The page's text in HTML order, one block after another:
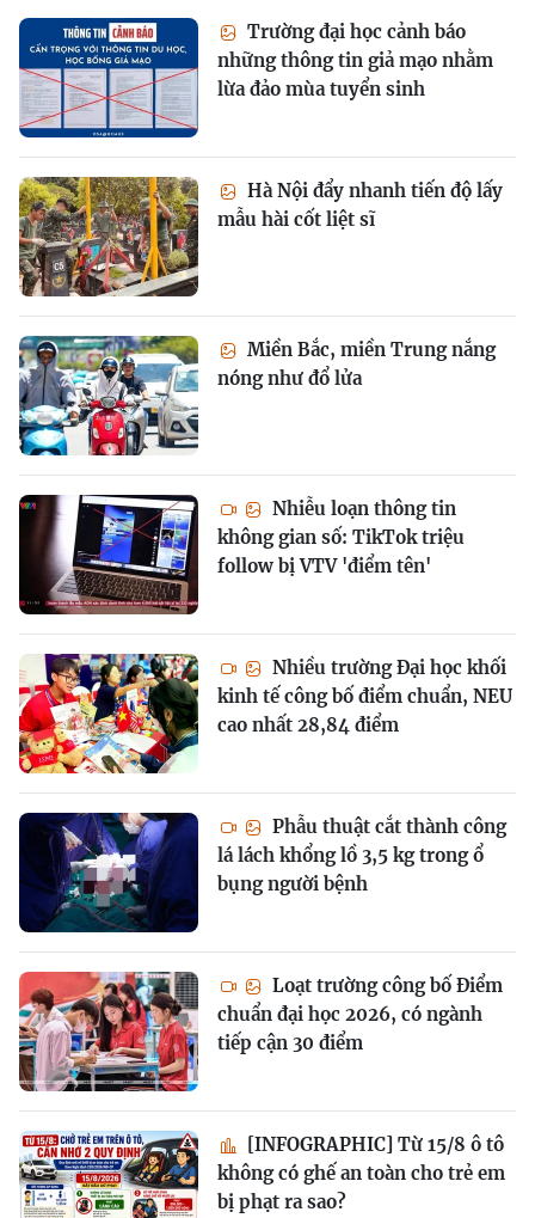
Trường đại học cảnh báo
những thông tin giả mạo nhằm
lừa đảo mùa tuyển sinh
Hà Nội đẩy nhanh tiến độ lấy
mẫu hài cốt liệt sĩ
Miền Bắc, miền Trung nắng
nóng như đổ lửa
Nhiễu loạn thông tin
không gian số: TikTok triệu
follow bị VTV 'điểm tên'
Nhiều trường Đại học khối
kinh tế công bố điểm chuẩn, NEU
cao nhất 28,84 điểm
Phẫu thuật cắt thành công
lá lách khổng lồ 3,5 kg trong ổ
bụng người bệnh
Loạt trường công bố Điểm
chuẩn đại học 2026, có ngành
tiếp cận 30 điểm
[INFOGRAPHIC] Từ 15/8 ô tô
không có ghế an toàn cho trẻ em
bị phạt ra sao?